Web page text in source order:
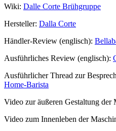
Wiki: Dalle Corte Brühgruppe
Hersteller: Dalla Corte
Händler-Review (englisch):
Ausführliches Review (englisch):
Ausführlicher Thread zur
Home-Barista
Video zur äußeren Gestaltung der
Video zum Innenleben der